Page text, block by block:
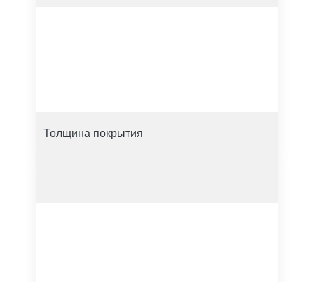
Толщина покрытия